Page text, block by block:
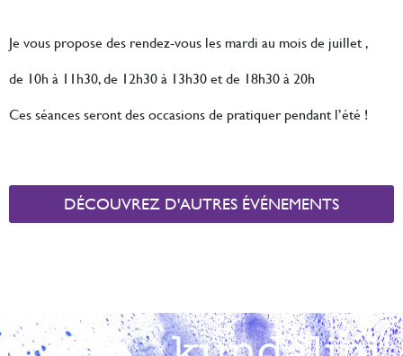
Je vous propose des rendez-vous les mardi au mois de juillet ,
de 10h à 11h30, de 12h30 à 13h30 et de 18h30 à 20h
Ces séances seront des occasions de pratiquer pendant l’été !
DÉCOUVREZ D'AUTRES ÉVÉNEMENTS